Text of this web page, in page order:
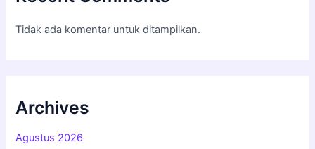
Tidak ada komentar untuk ditampilkan.
Archives
Agustus 2026